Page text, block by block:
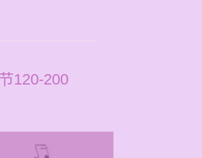
120-200